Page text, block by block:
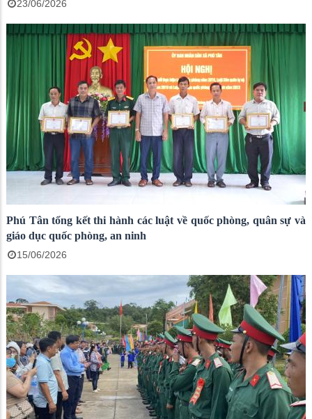
23/06/2026
Phú Tân tổng kết thi hành các luật về quốc phòng, quân sự và
giáo dục quốc phòng, an ninh
15/06/2026